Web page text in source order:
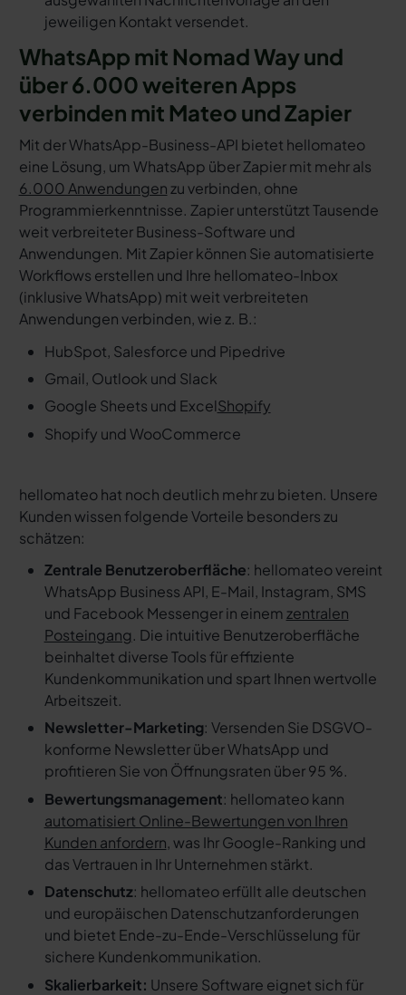
jeweiligen Kontakt versendet.
WhatsApp mit Nomad Way und
über 6.000 weiteren Apps
verbinden mit Mateo und Zapier
Mit der WhatsApp-Business-API bietet hellomateo
eine Lösung, um WhatsApp über Zapier mit mehr als
6.000 Anwendungenzu verbinden, ohne
Programmierkenntnisse. Zapier unterstützt Tausende
weit verbreiteter Business-Software und
Anwendungen. Mit Zapier können Sie automatisierte
Workflows erstellen und Ihre hellomateo-Inbox
(inklusive WhatsApp) mit weit verbreiteten
Anwendungen verbinden, wie z. B.:
HubSpot, Salesforce und Pipedrive
Gmail, Outlook und Slack
Google Sheets und ExcelShopify
Shopify und WooCommerce
hellomateo hat noch deutlich mehr zu bieten. Unsere
Kunden wissen folgende Vorteile besonders zu
schätzen:
Zentrale Benutzeroberfläche: hellomateo vereint
WhatsApp Business API, E-Mail, Instagram, SMS
und Facebook Messenger in einem zentralen
Posteingang. Die intuitive Benutzeroberfläche
beinhaltet diverse Tools für effiziente
Kundenkommunikation und spart Ihnen wertvolle
Arbeitszeit.
Newsletter-Marketing: Versenden Sie DSGVO-
konforme Newsletter über WhatsApp und
profitieren Sie von Öffnungsraten über 95 %.
Bewertungsmanagement: hellomateo kann
automatisiert Online-Bewertungen von Ihren
Kunden anfordern, was Ihr Google-Ranking und
das Vertrauen in Ihr Unternehmen stärkt.
Datenschutz: hellomateo erfüllt alle deutschen
und europäischen Datenschutzanforderungen
und bietet Ende-zu-Ende-Verschlüsselung für
sichere Kundenkommunikation.
Skalierbarkeit: Unsere Software eignet sich für